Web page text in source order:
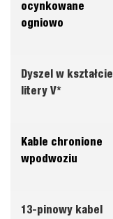
ocynkowane
ogniowo
Dyszel w kształcie
litery V*
Kable chronione
wpodwoziu
13-pinowy kabel